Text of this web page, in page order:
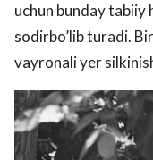
uchun bunday
sodirbo’lib turadi.
vayronali yer